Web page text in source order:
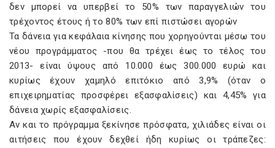
δεν μπορεί να υπερβεί το 50% των παραγγελιών του
τρέχοντος έτους ή το 80% των επί πιστώσει αγορών
Τα δάνεια για κεφάλαια κίνησης που χορηγούνται μέσω του
νέου προγράμματος -που θα τρέχει έως το τέλος του
2013- είναι ύψους από 10.000 έως 300.000 ευρώ και
κυρίως έχουν χαμηλό επιτόκιο από 3,9% (όταν ο
επιχειρηματίας προσφέρει εξασφαλίσεις) και 4,45% για
δάνεια χωρίς εξασφαλίσεις.
Αν και το πρόγραμμα ξεκίνησε πρόσφατα, χιλιάδες είναι οι
αιτήσεις που έχουν δεχθεί ήδη κυρίως οι τράπεζες: